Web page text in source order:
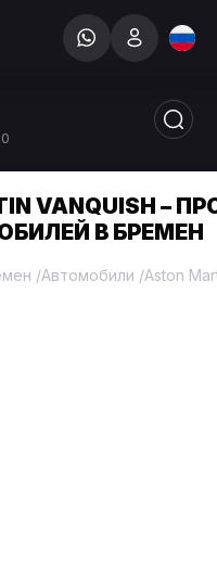
VANQUISH –
В БРЕМЕН
/Автомобили /Aston